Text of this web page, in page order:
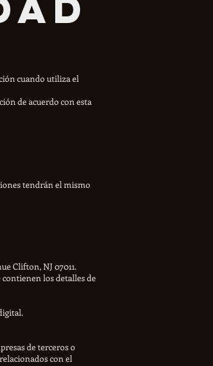
cuando utiliza el
de acuerdo con esta
tendrán el mismo
Clifton, NJ 07011.
los detalles de
de terceros o
con el